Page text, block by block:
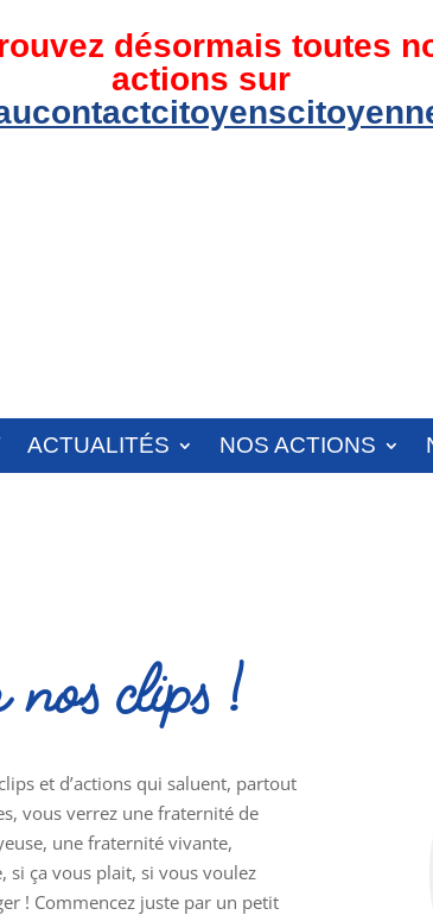
désormais toutes
actions sur
ACTUALITÉS NOS ACTIONS
nos clips !
et d’actions qui saluent, partout
vous verrez une fraternité de
une fraternité vivante,
ça vous plait, si vous voulez
! Commencez juste par un petit